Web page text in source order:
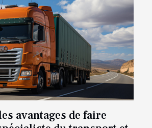
avantages de faire